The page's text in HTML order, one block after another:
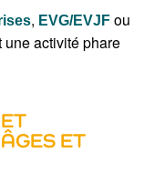
, EVG/EVJF ou
activité phare
ET